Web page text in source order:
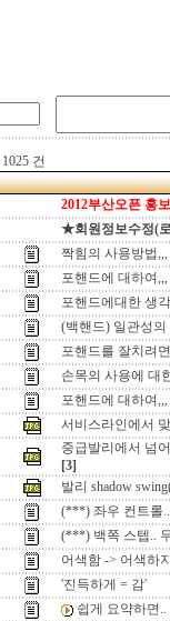
건
2012부산오픈 홍
★회원정보수정(
짝힘의 사용방법,,,
포핸드에 대하여,,,
포핸드에대한 생
(백핸드) 일관성
포핸드를 잘치려
손목의 사용에 대
포핸드에 대하여,,,
서비스라인에서
중급발리에서 넘
[3]
발리 shadow
(***) 좌우 컨트롤
(***) 백쪽 스텝..
어색함 -> 어색하
'진득하게 = 감'
쉽게 요약하면..